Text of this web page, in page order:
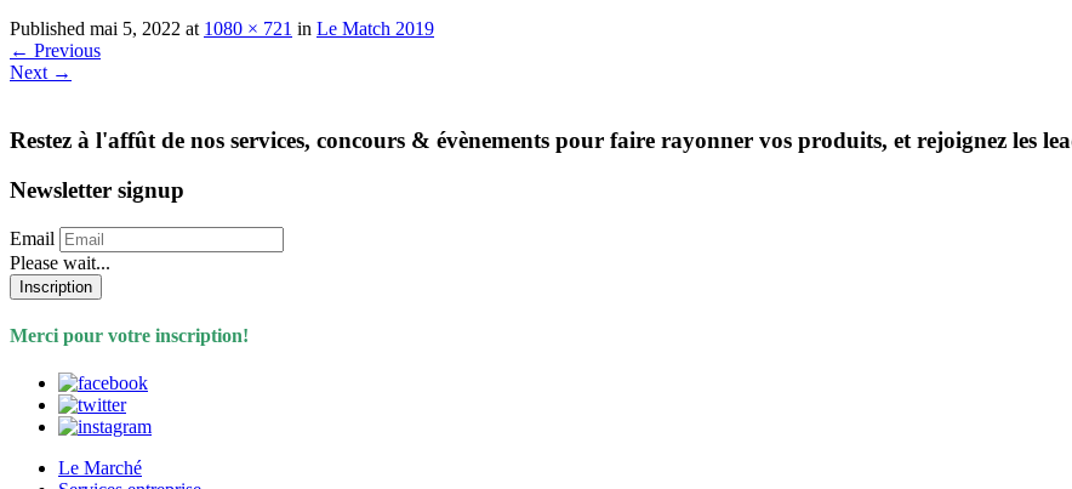
Published mai 5, 2022 at 1080 × 721 in Le Match 2019
← Previous
Next →
Restez à l'affût de nos services, concours & évènements pour faire rayonner vos produits, et rejoignez les
Newsletter signup
Email
Please wait...
Inscription
Merci pour votre inscription!
Le Marché